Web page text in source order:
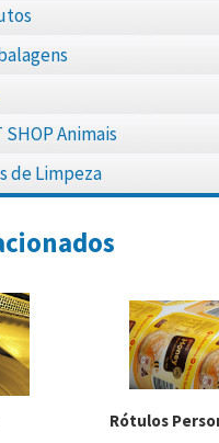
Animais
de Limpeza
Rótulos